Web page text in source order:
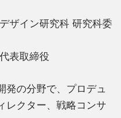
ザイン研究科 研究科委
表取締役
発の分野で、プロデュ
レクター、戦略コンサ